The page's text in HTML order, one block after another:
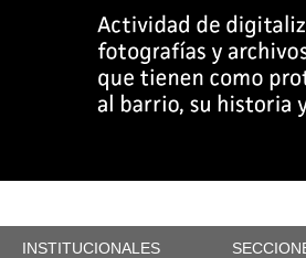
INSTITUCIONALES